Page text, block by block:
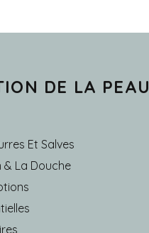
DE LA PEAU
Et Salves
& La Douche